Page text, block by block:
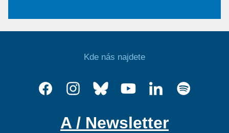
Kde nás najdete
A / Newsletter